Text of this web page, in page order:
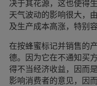
决于其花源，这也使得
天气波动的影响很大，
及生产成本高涨，特别
在按蜂蜜标记并销售的
德。因为它在不通知买
得不当经济收益，因而
影响消费者的意见，因